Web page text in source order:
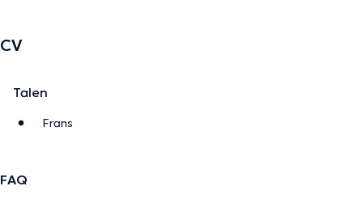
CV
Talen
Frans
FAQ